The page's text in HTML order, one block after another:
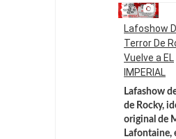
Lafoshow
Terror De
Vuelve a EL
IMPERIAL
Lafashow
de Rocky,
original de
Lafontaine,